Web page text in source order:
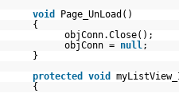
void
Page_UnLoad()
{
objConn.Close();
objConn = null;
}
protected void
{